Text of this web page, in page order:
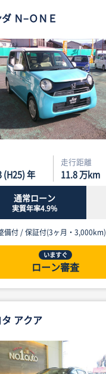
Ｎ−ＯＮＥ
(H25) 年
走行距離
11.8万km
通常ローン
実質年率4.9%
備付 /保証付(3ヶ月・3,000km)
いますぐ
ローン審査
タ アクア